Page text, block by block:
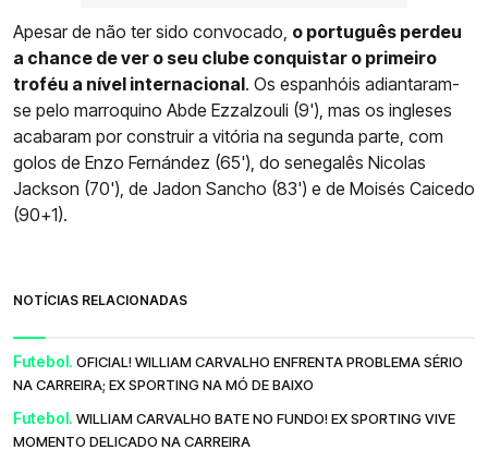
Apesar de não ter sido convocado, o português perdeu
a chance de ver o seu clube conquistar o primeiro
troféu a nível internacional. Os espanhóis adiantaram-
se pelo marroquino Abde Ezzalzouli (9'), mas os ingleses
acabaram por construir a vitória na segunda parte, com
golos de Enzo Fernández (65'), do senegalês Nicolas
Jackson (70'), de Jadon Sancho (83') e de Moisés Caicedo
(90+1).
NOTÍCIAS RELACIONADAS
Futebol. OFICIAL! WILLIAM CARVALHO ENFRENTA PROBLEMA SÉRIO
NA CARREIRA; EX SPORTING NA MÓ DE BAIXO
Futebol. WILLIAM CARVALHO BATE NO FUNDO! EX SPORTING VIVE
MOMENTO DELICADO NA CARREIRA